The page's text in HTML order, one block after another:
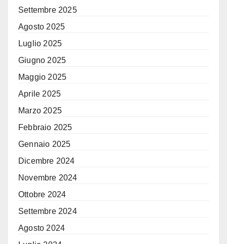
Settembre 2025
Agosto 2025
Luglio 2025
Giugno 2025
Maggio 2025
Aprile 2025
Marzo 2025
Febbraio 2025
Gennaio 2025
Dicembre 2024
Novembre 2024
Ottobre 2024
Settembre 2024
Agosto 2024